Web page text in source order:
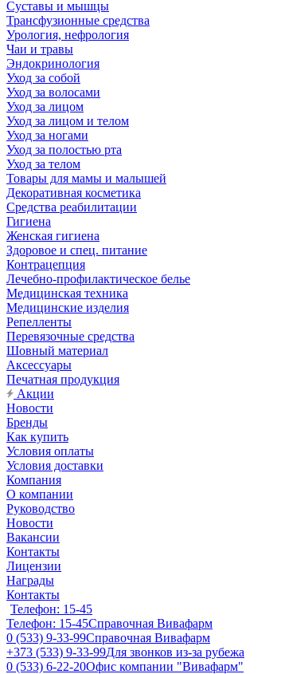
Суставы и мышцы
Трансфузионные средства
Урология, нефрология
Чаи и травы
Эндокринология
Уход за собой
Уход за волосами
Уход за лицом
Уход за лицом и телом
Уход за ногами
Уход за полостью рта
Уход за телом
Товары для мамы и малышей
Декоративная косметика
Средства реабилитации
Гигиена
Женская гигиена
Здоровое и спец. питание
Контрацепция
Лечебно-профилактическое белье
Медицинская техника
Медицинские изделия
Репелленты
Перевязочные средства
Шовный материал
Аксессуары
Печатная продукция
Акции
Новости
Бренды
Как купить
Условия оплаты
Условия доставки
Компания
О компании
Руководство
Новости
Вакансии
Контакты
Лицензии
Награды
Контакты
Телефон: 15-45
Телефон: 15-45Справочная Вивафарм
0 (533) 9-33-99Справочная Вивафарм
+373 (533) 9-33-99Для звонков из-за рубежа
0 (533) 6-22-20Офис компании "Вивафарм"